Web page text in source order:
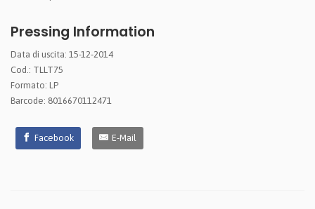
Pressing Information
Data di uscita: 15-12-2014
Cod.: TLLT75
Formato: LP
Barcode: 8016670112471
Facebook E-Mail